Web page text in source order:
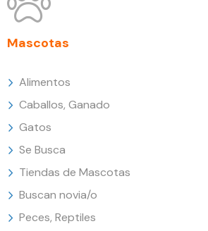
Mascotas
Alimentos
Caballos, Ganado
Gatos
Se Busca
Tiendas de Mascotas
Buscan novia/o
Peces, Reptiles